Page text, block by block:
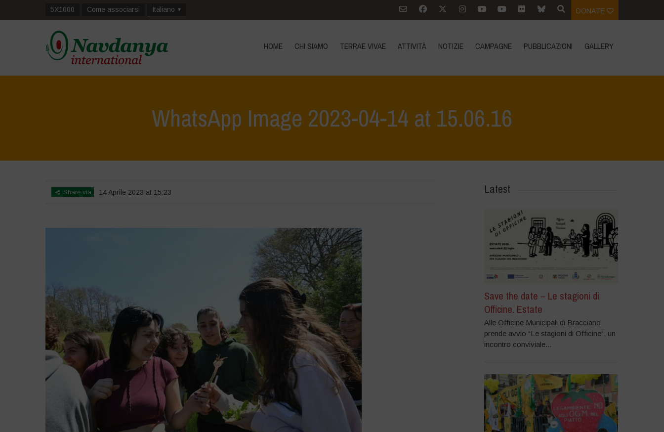
5X1000 Come associarsi Italiano DONATE
HOME CHI SIAMO TERRAE VIVAE ATTIVITÀ NOTIZIE CAMPAGNE PUBBLICAZIONI GALLERY
WhatsApp Image 2023-04-14 at 15.06.16
Share via 14 Aprile 2023 at 15:23 Latest
Save the date – Le stagioni di
Officine. Estate
Alle Officine Municipali di Bracciano
prende avvio “Le stagioni di Officine”, un
incontro conviviale...